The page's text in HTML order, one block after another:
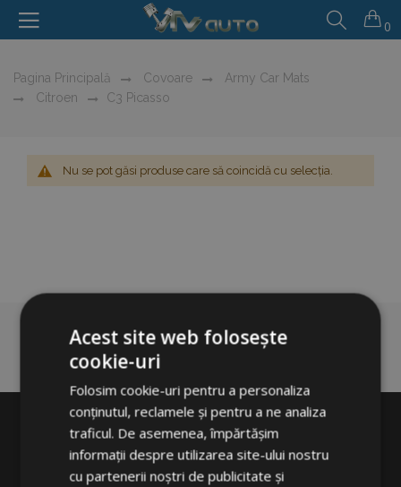
0
Pagina Principală Covoare
Army Car Mats
Citroen
C3 Picasso
Nu se pot găsi produse care să coincidă cu selecția.
Acest site web folosește
cookie-uri
Folosim cookie-uri pentru a personaliza
conținutul, reclamele și pentru a ne analiza
traficul. De asemenea, împărtășim
informații despre utilizarea site-ului nostru
cu partenerii noștri de publicitate și